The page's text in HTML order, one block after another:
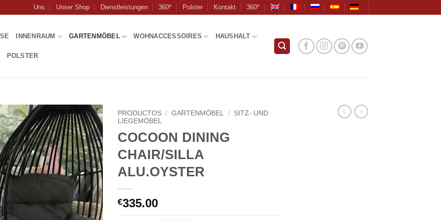
Uns Unser Shop Dienstleistungen 360ª Polster Kontakt 360º
INNENRAUM GARTENMÖBEL WOHNACCESSOIRES HAUSHALT
POLSTER
PRODUCTOS / GARTENMÖBEL / SITZ- UND
LIEGEMÖBEL
COCOON DINING
CHAIR/SILLA
ALU.OYSTER
€335.00